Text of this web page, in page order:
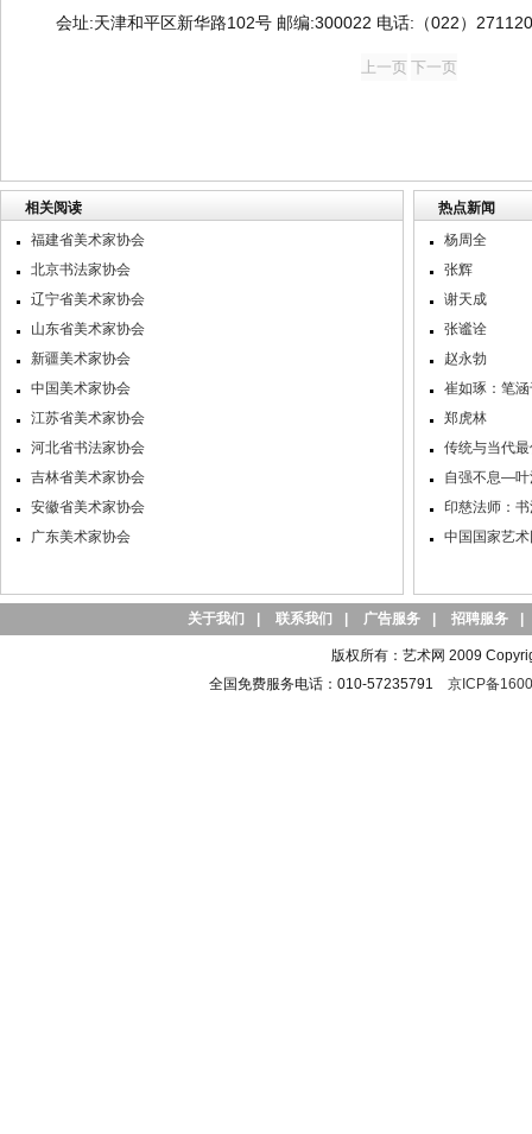
会址:天津和平区新华路102号 邮编:300022 电话:（022）
相关阅读
福建省美术家协会
北京书法家协会
辽宁省美术家协会
山东省美术家协会
新疆美术家协会
中国美术家协会
江苏省美术家协会
河北省书法家协会
吉林省美术家协会
安徽省美术家协会
广东美术家协会
热点新闻
杨周全
张辉
谢天成
张谧诠
赵永勃
崔如琢：笔
郑虎林
传统与当代
自强不息—叶
印慈法师：
中国国家艺
关于我们 联系我们 广告服务 招聘服务
版权所有：艺术网 2009
全国免费服务电话：010-57235791 京ICP备